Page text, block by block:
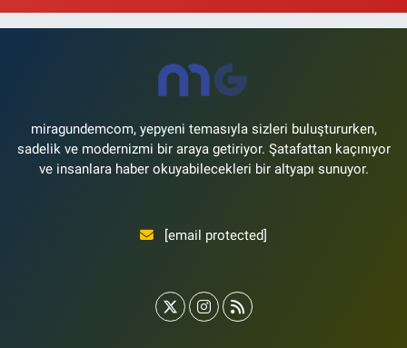
Yeşilköy Mahallesi Doğruyol Sokak 7 A Dürümcü Baba'nın Bir Alt
0 (212) 663 11 97
miragundemcom, yepyeni temasıyla sizleri buluştururken,
sadelik ve modernizmi bir araya getiriyor. Şatafattan kaçınıyor
ve insanlara haber okuyabilecekleri bir altyapı sunuyor.
[email protected]